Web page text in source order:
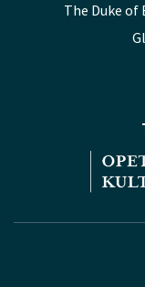
The Duke of